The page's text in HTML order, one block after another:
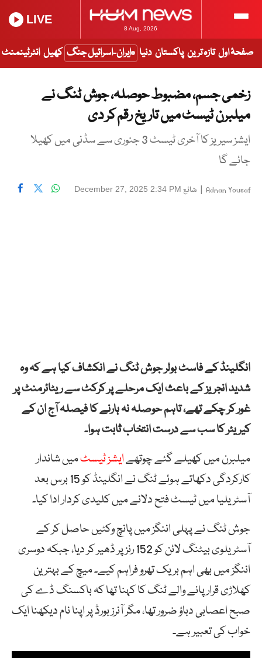
8 Aug, 2026
LIVE
صفحۂ اول تازہ ترین پاکستان دنیا ایران-اسرائیل جنگ کھیل انٹرٹینمنٹ
زخمی جسم، مضبوط حوصلہ، جوش ٹنگ نے
میلبرن ٹیسٹ میں تاریخ رقم کر دی
ایشز سیریز کا آخری ٹیسٹ 3 جنوری سے سڈنی میں کھیلا
جائے گا
Adnan Yousaf
| شائع December 27, 2025 2:34 PM
انگلینڈ کے فاسٹ بولر جوش ٹنگ نے انکشاف کیا ہے کہ وہ
شدید انجریز کے باعث ایک مرحلے پر کرکٹ سے ریٹائرمنٹ پر
غور کر چکے تھے، تاہم حوصلہ نہ ہارنے کا فیصلہ آج ان کے
کیریئر کا سب سے درست انتخاب ثابت ہوا۔
میلبرن میں کھیلے گئے چوتھےایشز ٹیسٹمیں شاندار
کارکردگی دکھاتے ہوئے ٹنگ نے انگلینڈ کو 15 برس بعد
آسٹریلیا میں ٹیسٹ فتح دلانے میں کلیدی کردار ادا کیا۔
جوش ٹنگ نے پہلی اننگز میں پانچ وکٹیں حاصل کر کے
آسٹریلوی بیٹنگ لائن کو 152 رنز پر ڈھیر کر دیا، جبکہ دوسری
اننگز میں بھی اہم بریک تھرو فراہم کیے۔ میچ کے بہترین
کھلاڑی قرار پانے والے ٹنگ کا کہنا تھا کہ باکسنگ ڈے کی
صبح اعصابی دباؤ ضرور تھا، مگر آنرز بورڈ پر اپنا نام دیکھنا ایک
خواب کی تعبیر ہے۔